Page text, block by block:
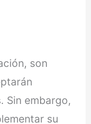
son
Sin embargo,
su